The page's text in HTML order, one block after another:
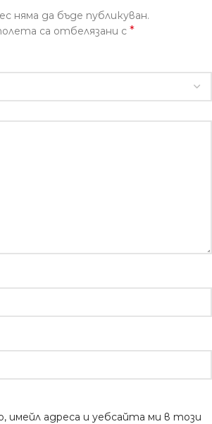
няма да бъде публикуван.
са отбелязани с *
имейл адреса и уебсайта ми в този